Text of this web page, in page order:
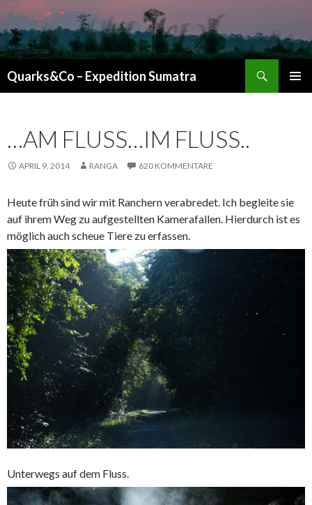
Quarks&Co – Expedition Sumatra
…AM FLUSS…IM FLUSS..
APRIL 9, 2014 RANGA 620 KOMMENTARE
Heute früh sind wir mit Ranchern verabredet. Ich begleite sie
auf ihrem Weg zu aufgestellten Kamerafallen. Hierdurch ist es
möglich auch scheue Tiere zu erfassen.
Unterwegs auf dem Fluss.